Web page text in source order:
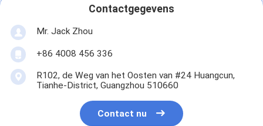
Contactgegevens
Mr. Jack Zhou
+86 4008 456 336
R102, de Weg van het Oosten van #24 Huangcun,
Tianhe-District, Guangzhou 510660
Contact nu